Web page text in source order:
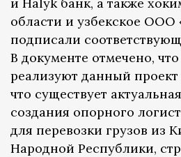
области и узбекское ООО
подписали
В документе отмечено,
реализуют данный проект
что существует
создания опорного
для перевозки грузов из
Народной Республики,